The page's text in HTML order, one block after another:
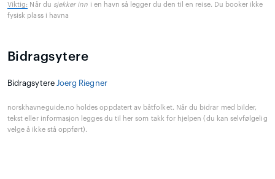
Viktig: Når du sjekker inn i en havn så legger du den til en reise. Du booker ikke
fysisk plass i havna
Bidragsytere
Bidragsytere Joerg Riegner
norskhavneguide.no holdes oppdatert av båtfolket. Når du bidrar med bilder,
tekst eller informasjon legges du til her som takk for hjelpen (du kan selvfølgelig
velge å ikke stå oppført).